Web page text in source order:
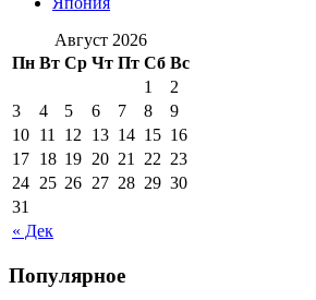
Август 2026
Пн Вт Ср Чт Пт Сб Вс
« Дек
1
2
3
4 5 6 7 8
9
10 11 12 13 14 15 16
17 18 19 20 21 22 23
24 25 26 27 28 29 30
31
Популярное